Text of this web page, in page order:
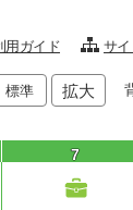
用ガイド サイ
標準 拡大
7